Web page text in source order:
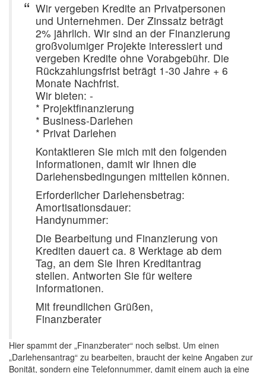
Wir vergeben Kredite an Privatpersonen
und Unternehmen. Der Zinssatz beträgt
2% jährlich. Wir sind an der Finanzierung
großvolumiger Projekte interessiert und
vergeben Kredite ohne Vorabgebühr. Die
Rückzahlungsfrist beträgt 1-30 Jahre + 6
Monate Nachfrist.
Wir bieten: -
* Projektfinanzierung
* Business-Darlehen
* Privat Darlehen
Kontaktieren Sie mich mit den folgenden
Informationen, damit wir Ihnen die
Darlehensbedingungen mitteilen können.
Erforderlicher Darlehensbetrag:
Amortisationsdauer:
Handynummer:
Die Bearbeitung und Finanzierung von
Krediten dauert ca. 8 Werktage ab dem
Tag, an dem Sie Ihren Kreditantrag
stellen. Antworten Sie für weitere
Informationen.
Mit freundlichen Grüßen,
Finanzberater
Hier spammt der „Finanzberater“ noch selbst. Um einen
„Darlehensantrag“ zu bearbeiten, braucht der keine Angaben zur
Bonität, sondern eine Telefonnummer, damit einem auch ja eine